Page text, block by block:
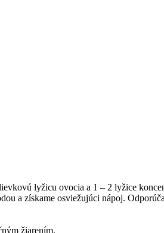
lyžicu ovocia a 1 – 2 lyžice
a získame osviežujúci nápoj.
žiarením.